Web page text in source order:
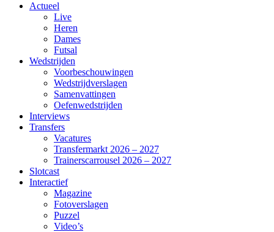
Actueel
Live
Heren
Dames
Futsal
Wedstrijden
Voorbeschouwingen
Wedstrijdverslagen
Samenvattingen
Oefenwedstrijden
Interviews
Transfers
Vacatures
Transfermarkt 2026 – 2027
Trainerscarrousel 2026 – 2027
Slotcast
Interactief
Magazine
Fotoverslagen
Puzzel
Video’s